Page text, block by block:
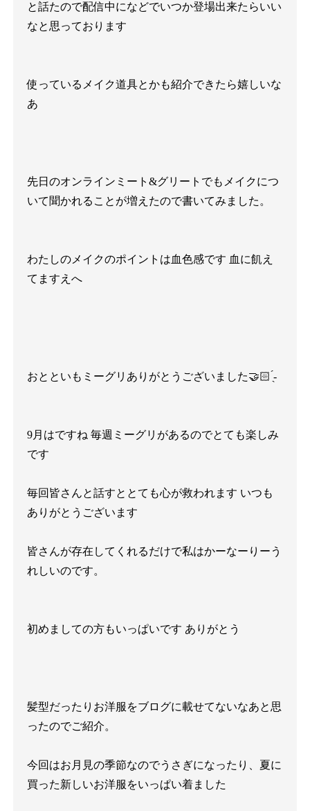
と話たので配信中になどでいつか登場出来たらいい
なと思っております
使っているメイク道具とかも紹介できたら嬉しいな
あ
先日のオンラインミート &グリートでもメイクにつ
いて聞かれることが増えたので書いてみました。
わたしのメイクのポイントは血色感です 血に飢え
てますえへ
おとといもミーグリありがとうございました🤝🏻̖́-
9月はですね 毎週ミーグリがあるのでとても楽しみ
です
毎回皆さんと話すととても心が救われます いつも
ありがとうございます
皆さんが存在してくれるだけで私はかーなーりーう
れしいのです。
初めましての方もいっぱいです ありがとう
髪型だったりお洋服をブログに載せてないなあと思
ったのでご紹介。
今回はお月見の季節なのでうさぎになったり、夏に
買った新しいお洋服をいっぱい着ました